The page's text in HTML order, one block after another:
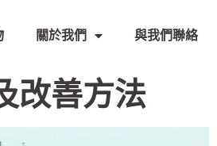
關於我們 與我們聯絡
改善方法